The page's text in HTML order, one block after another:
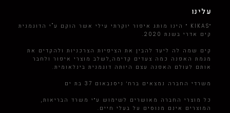
עלינו
״KIKAS ״ הינו מותג איפור יוקרתי עילי אשר הוקם ע"י הדוגמנית
קים אדרי בשנת 2020.
קים שמה לה ליעד להבין את הציפיות הצרכניות ולהקדים את
מגמת האפנה כמה צעדים קדימה,לשלב מוצרי איפור ולחבר
אותם לעולם האפנה עצם היותה דוגמנית בינלאומית.
משרדי החברה נמצאים ברח׳ ניסנבאום 37 בת ים
כל מוצרי החברה מאושרים לשימוש ע״י משרד הבריאות,
המוצרים אינם מנוסים על בעלי חיים.